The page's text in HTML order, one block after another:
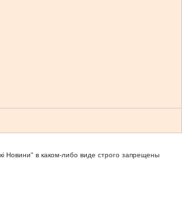
Новини" в каком-либо виде строго запрещены